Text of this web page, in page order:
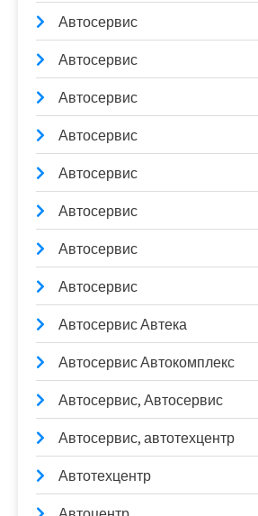
Автосервис
Автосервис
Автосервис
Автосервис
Автосервис
Автосервис
Автосервис
Автосервис
Автосервис Автека
Автосервис Автокомплекс
Автосервис, Автосервис
Автосервис, автотехцентр
Автотехцентр